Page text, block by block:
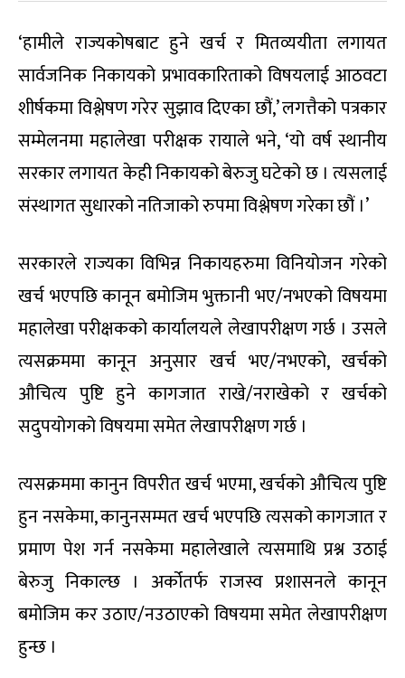
‘हामीले राज्यकोषबाट हुने खर्च र मितव्ययीता लगायत
सार्वजनिक निकायको प्रभावकारिताको विषयलाई आठवटा
शीर्षकमा विश्लेषण गरेर सुझाव दिएका छौं,’ लगत्तैको पत्रकार
सम्मेलनमा महालेखा परीक्षक रायाले भने, ‘यो वर्ष स्थानीय
सरकार लगायत केही निकायको बेरुजु घटेको छ । त्यसलाई
संस्थागत सुधारको नतिजाको रुपमा विश्लेषण गरेका छौं ।’
सरकारले राज्यका विभिन्न निकायहरुमा विनियोजन गरेको
खर्च भएपछि कानून बमोजिम भुक्तानी भए/नभएको विषयमा
महालेखा परीक्षकको कार्यालयले लेखापरीक्षण गर्छ । उसले
त्यसक्रममा कानून अनुसार खर्च भए/नभएको, खर्चको
औचित्य पुष्टि हुने कागजात राखे/नराखेको र खर्चको
सदुपयोगको विषयमा समेत लेखापरीक्षण गर्छ ।
त्यसक्रममा कानुन विपरीत खर्च भएमा, खर्चको औचित्य पुष्टि
हुन नसकेमा, कानुनसम्मत खर्च भएपछि त्यसको कागजात र
प्रमाण पेश गर्न नसकेमा महालेखाले त्यसमाथि प्रश्न उठाई
बेरुजु निकाल्छ । अर्कोतर्फ राजस्व प्रशासनले कानून
बमोजिम कर उठाए/नउठाएको विषयमा समेत लेखापरीक्षण
हुन्छ ।